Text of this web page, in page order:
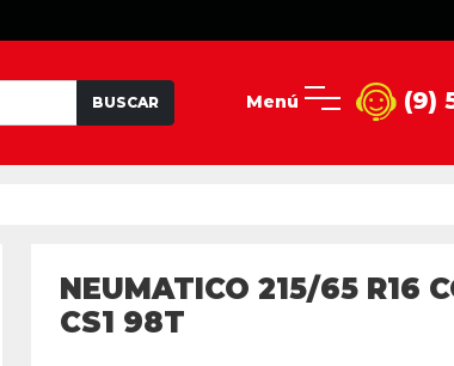
BUSCAR Menú (9)
NEUMATICO 215/65 R16
CS1 98T